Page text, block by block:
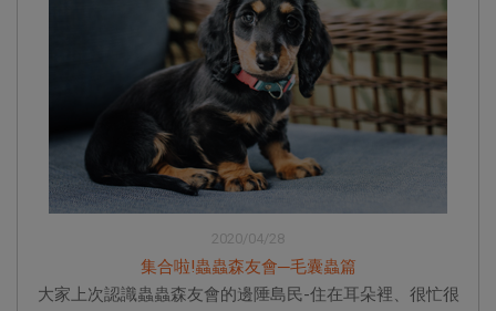
2020/04/28
集合啦!蟲蟲森友會─毛囊蟲篇
大家上次認識蟲蟲森友會的邊陲島民-住在耳朵裡、很忙很